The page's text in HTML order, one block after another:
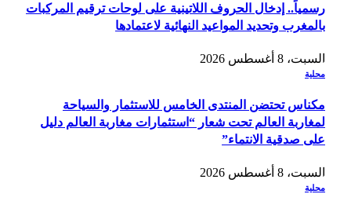
رسمياً.. إدخال الحروف اللاتينية على لوحات ترقيم المركبات
بالمغرب وتحديد المواعيد النهائية لاعتمادها
السبت، 8 أغسطس 2026
محلية
مكناس تحتضن المنتدى الخامس للاستثمار والسياحة
لمغاربة العالم تحت شعار “استثمارات مغاربة العالم دليل
على صدقية الانتماء”
السبت، 8 أغسطس 2026
محلية